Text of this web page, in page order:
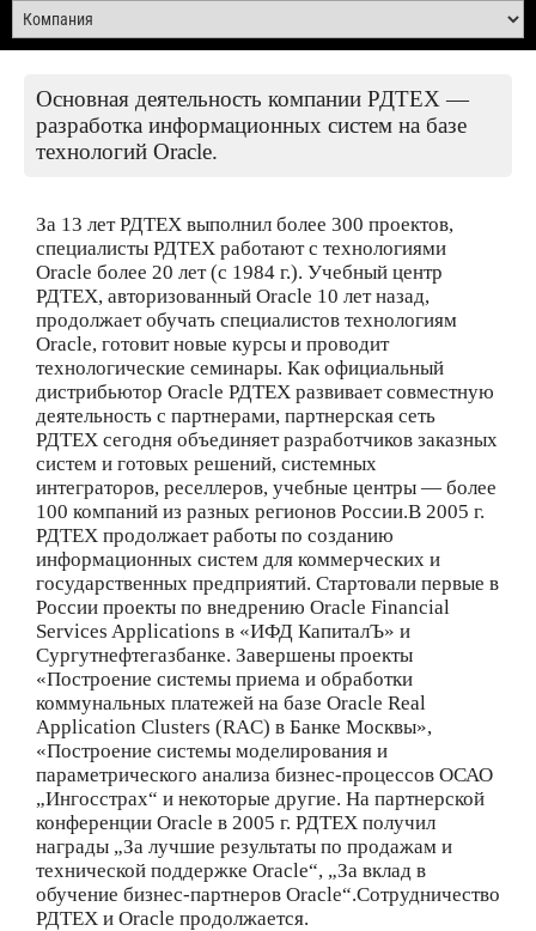
Основная деятельность компании РДТЕХ —
разработка информационных систем на базе
технологий Oracle.
За 13 лет РДТЕХ выполнил более 300 проектов,
специалисты РДТЕХ работают с технологиями
Oracle более 20 лет (с 1984 г.). Учебный центр
РДТЕХ, авторизованный Oracle 10 лет назад,
продолжает обучать специалистов технологиям
Oracle, готовит новые курсы и проводит
технологические семинары. Как официальный
дистрибьютор Oracle РДТЕХ развивает совместную
деятельность с партнерами, партнерская сеть
РДТЕХ сегодня объединяет разработчиков заказных
систем и готовых решений, системных
интеграторов, реселлеров, учебные центры — более
100 компаний из разных регионов России.В 2005 г.
РДТЕХ продолжает работы по созданию
информационных систем для коммерческих и
государственных предприятий. Стартовали первые в
России проекты по внедрению Oracle Financial
Services Applications в «ИФД КапиталЪ» и
Сургутнефтегазбанке. Завершены проекты
«Построение системы приема и обработки
коммунальных платежей на базе Oracle Real
Application Clusters (RAC) в Банке Москвы»,
«Построение системы моделирования и
параметрического анализа бизнес-процессов ОСАО
„Ингосстрах“ и некоторые другие. На партнерской
конференции Oracle в 2005 г. РДТЕХ получил
награды „За лучшие результаты по продажам и
технической поддержке Oracle“, „За вклад в
обучение бизнес-партнеров Oracle“.Сотрудничество
РДТЕХ и Oracle продолжается.